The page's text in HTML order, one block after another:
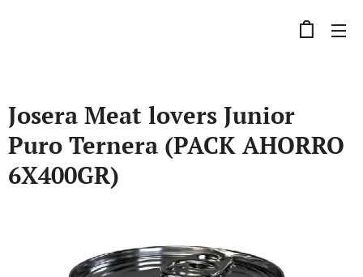
Josera Meat lovers Junior
Puro Ternera (PACK AHORRO
6X400GR)